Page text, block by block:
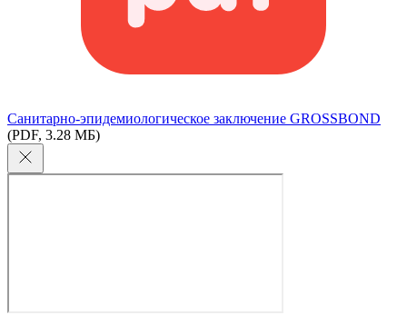
Cанитарно-эпидемиологическое заключение GROSSBOND
(PDF, 3.28 МБ)